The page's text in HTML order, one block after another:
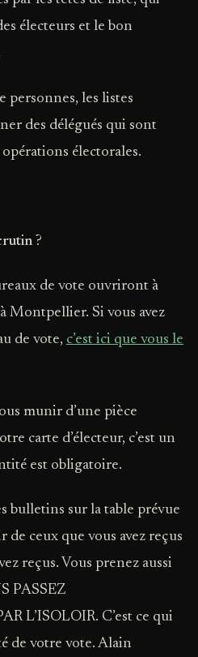
électeurs et le bon
personnes, les listes
des délégués qui sont
électorales.
?
de vote ouvriront à
Montpellier. Si vous avez
de vote, c’est ici que vous le
munir d’une pièce
carte d’électeur, c’est un
est obligatoire.
bulletins sur la table prévue
de ceux que vous avez reçus
reçus. Vous prenez aussi
PASSEZ
L’ISOLOIR. C’est ce qui
de votre vote. Alain